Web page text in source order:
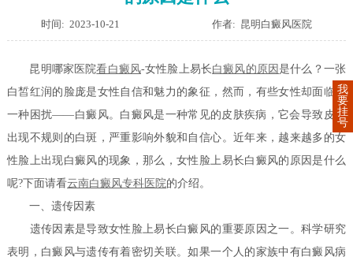
时间: 2023-10-21 作者: 昆明白癜风医院
昆明哪家医院看白癜风-女性脸上易长白癜风的原因是什么？一张
白皙红润的脸庞是女性自信和魅力的象征，然而，有些女性却面临着
一种困扰——白癜风。白癜风是一种常见的皮肤疾病，它会导致皮肤
出现不规则的白斑，严重影响外貌和自信心。近年来，越来越多的女
性脸上出现白癜风的现象，那么，女性脸上易长白癜风的原因是什么
呢?下面请看云南白癜风专科医院的介绍。
一、遗传因素
遗传因素是导致女性脸上易长白癜风的重要原因之一。科学研究
表明，白癜风与遗传有着密切关联。如果一个人的家族中有白癜风病
我
要
挂
号